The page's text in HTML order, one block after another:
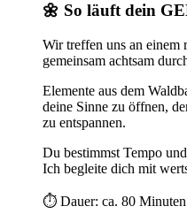
🌼 So läuft dein
Wir treffen uns an einem
gemeinsam achtsam
Elemente aus dem
deine Sinne zu öffnen,
zu entspannen.
Du bestimmst Tempo
Ich begleite dich mit
⏱️ Dauer: ca. 80 Minuten